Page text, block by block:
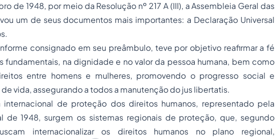
de 1948, por meio da Resolução nº 217 A (III), a Assembleia Geral das
um de seus documentos mais importantes: a Declaração Universal
consignado em seu preâmbulo, teve por objetivo reafirmar a fé
fundamentais, na dignidade e no valor da pessoa humana, bem como
entre homens e mulheres, promovendo o progresso social e
vida, assegurando a todos a manutenção dojus libertatis.
de proteção dos direitos humanos, representado pela
de 1948, surgem os sistemas regionais de proteção, que, segundo
internacionalizar os direitos humanos no plano regional,